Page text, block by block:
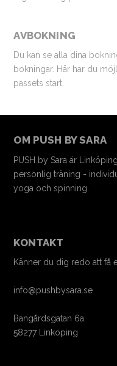
AVBOKNING
Du kan se alla dina
bokningar. Här har du
passets start.
OM PUSH BY SARA
PUSH by Sara är
personlig träning -
yoga och spinning.
KONTAKT
Känner du dig redo att få
info@pushbysara.se
Bangårdsgatan 6a
58277 Linköping